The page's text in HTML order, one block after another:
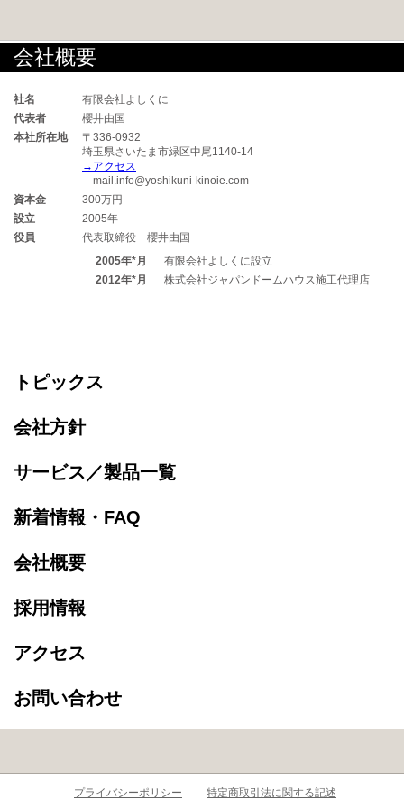
会社概要
社名
有限会社よしくに
代表者
櫻井由国
本社所在地
〒336-0932
埼玉県さいたま市緑区中尾1140-14
→アクセス
mail.info@yoshikuni-kinoie.com
資本金
300万円
設立
2005年
役員
代表取締役 櫻井由国
2005年*月
有限会社よしくに設立
2012年*月
株式会社ジャパンドームハウス施工代理店
トピックス
会社方針
サービス／製品一覧
新着情報・FAQ
会社概要
採用情報
アクセス
お問い合わせ
プライバシーポリシー 特定商取引法に関する記述